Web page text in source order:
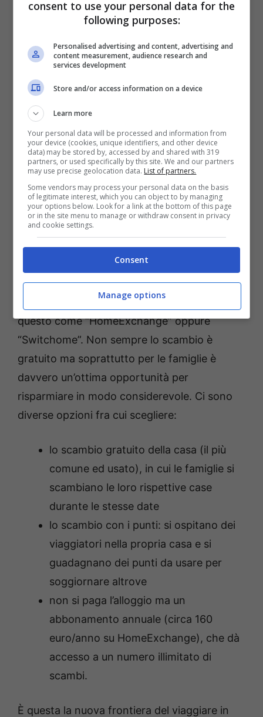
(quasi) gratis che usano i viaggiatori più
furbi. Si tratta dello “scambio casa” che
consente effettivamente di risparmiare e
spendere molto meno.
Così, le famiglie avranno a disposizione una
vera casa con cucina, camere separate,
lavatrice, giardino, a volte anche giochi per i
bambini. Insomma, tutto ciò di cui hanno
bisogno durante il loro soggiorno. E non ci
sono limiti per le destinazioni in quanto è
possibile scambiare casa in tutto il mondo.
Spesso le famiglie lasciano anche consigli
personalizzati, guide del quartiere,
raccomandazioni locali.
Ci sono alcuni portali su cui è possibile fare
questo come “HomeExchange” oppure
“Switchome”. Non sempre lo scambio è
gratuito ma soprattutto per le famiglie è
davvero un’ottima opportunità per
risparmiare in modo considerevole. Ci sono
diverse opzioni fra cui scegliere:
lo scambio gratuito della casa (il più
comune ed usato), in cui le famiglie si
scambiano le loro rispettive case
durante le stesse date
lo scambio con i punti: si ospitano dei
viaggiatori nella propria casa e si
guadagnano dei punti da usare per
soggiornare altrove
non si paga l’alloggio ma un
abbonamento annuale (circa 160
euro/anno su HomeExchange), che dà
accesso a un numero illimitato di
scambi.
È questa la nuova frontiera del viaggiare in
consent to use your personal data for the
following purposes:
Personalised advertising and content, advertising and
content measurement, audience research and
services development
Store and/or access information on a device
Learn more
Your personal data will be processed and information from
your device (cookies, unique identifiers, and other device
data) may be stored by, accessed by and shared with 319
partners, or used specifically by this site. We and our partners
may use precise geolocation data. List of partners.
Some vendors may process your personal data on the basis
of legitimate interest, which you can object to by managing
your options below. Look for a link at the bottom of this page
or in the site menu to manage or withdraw consent in privacy
and cookie settings.
Consent
Manage options